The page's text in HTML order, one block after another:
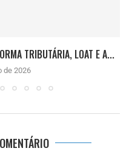
TRIBUTÁRIA, LOAT E A...
de 2026